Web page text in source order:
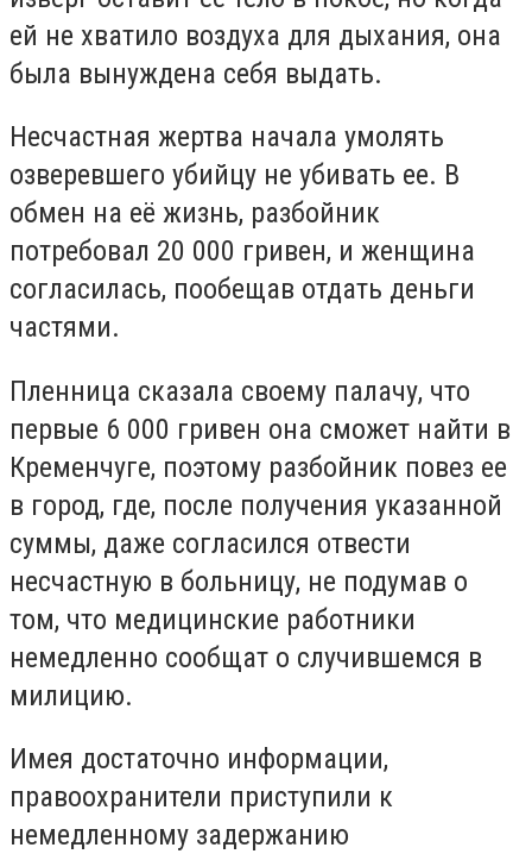
ей не хватило воздуха для дыхания, она
была вынуждена себя выдать.
Несчастная жертва начала умолять
озверевшего убийцу не убивать ее. В
обмен на её жизнь, разбойник
потребовал 20 000 гривен, и женщина
согласилась, пообещав отдать деньги
частями.
Пленница сказала своему палачу, что
первые 6 000 гривен она сможет найти в
Кременчуге, поэтому разбойник повез ее
в город, где, после получения указанной
суммы, даже согласился отвести
несчастную в больницу, не подумав о
том, что медицинские работники
немедленно сообщат о случившемся в
милицию.
Имея достаточно информации,
правоохранители приступили к
немедленному задержанию